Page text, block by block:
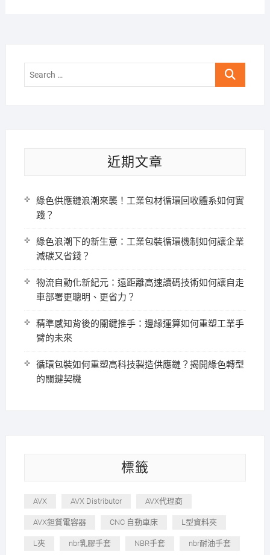
Search
近期文章
綠色供應鏈浪潮來襲！工業包材循環回收體系如何實
踐？
綠色浪潮下的新生意：工業包裝循環機制如何讓企業
減碳又省錢？
物流自動化新紀元：遠距離高速讀碼技術如何讓自走
車部署更聰明、更省力？
精準感知背後的關鍵推手：邊緣運算如何重塑工業手
臂的未來
循環包裝如何重塑高科技製造供應鏈？揭開綠色轉型
的關鍵契機
標籤
AVX AVX Distributor AVX代理商
AVX鉭質電容器 CNC 自動車床 L型資料夾
L夾 nbr乳膠手套 NBR手套 nbr耐油手套